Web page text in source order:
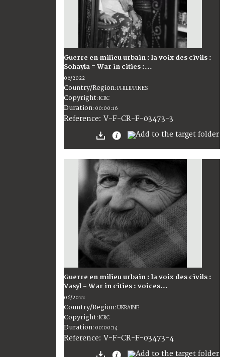
Guerre en milieu urbain : la voix des civils :
Sohayla = War in cities :...
06/2022
Country/Region:PHILIPPINES
Copyright:ICRC
Duration: 00:00:16
Reference: V-F-CR-F-03473-3
Guerre en milieu urbain : la voix des civils :
Vasyl = War in cities : voices...
06/2022
Country/Region: UKRAINE
Copyright:ICRC
Duration: 00:00:14
Reference: V-F-CR-F-03473-4